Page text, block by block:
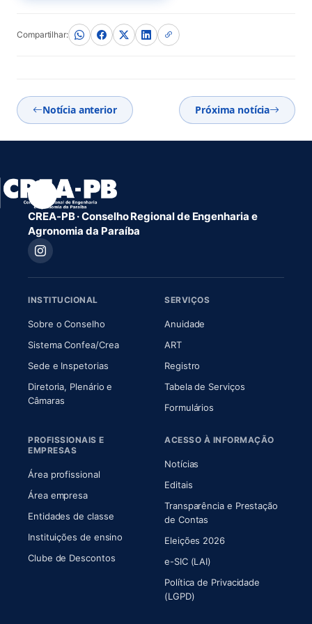
Compartilhar:
Notícia anterior Próxima notícia
CREA-PB · Conselho Regional de Engenharia e
Agronomia da Paraíba
INSTITUCIONAL
Sobre o Conselho(abre em nova aba)
Sistema Confea/Crea(abre em nova aba)
Sede e Inspetorias
Diretoria, Plenário e
Câmaras(abre em nova aba)
SERVIÇOS
Anuidade
ART(abre em nova aba)
Registro
Tabela de Serviços
Formulários
PROFISSIONAIS E
EMPRESAS
Área profissional
Área empresa
Entidades de classe
Instituições de ensino
Clube de Descontos
ACESSO À INFORMAÇÃO
Notícias
Editais
Transparência e Prestação
de Contas
Eleições 2026
e-SIC (LAI)
Política de Privacidade
(LGPD)